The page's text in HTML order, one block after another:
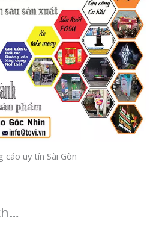
cáo uy tín Sài Gòn